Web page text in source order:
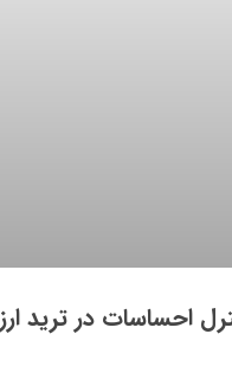
احساسات در ترید ارز